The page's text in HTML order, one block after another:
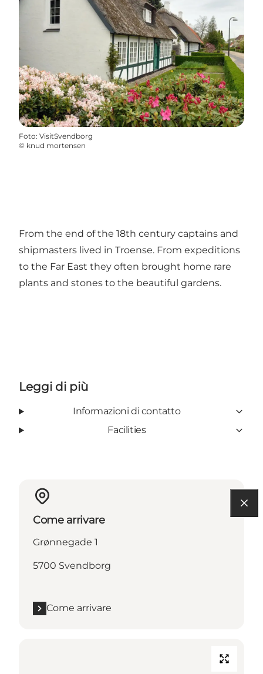
Foto: VisitSvendborg
© knud mortensen
From the end of the 18th century captains and
shipmasters lived in Troense. From expeditions
to the Far East they often brought home rare
plants and stones to the beautiful gardens.
Leggi di più
Informazioni di contatto
Facilities
Come arrivare
Grønnegade 1
5700 Svendborg
Come arrivare